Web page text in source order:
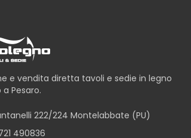
e vendita diretta tavoli e sedie in legno
Pesaro.
222/224 Montelabbate (PU)
490836